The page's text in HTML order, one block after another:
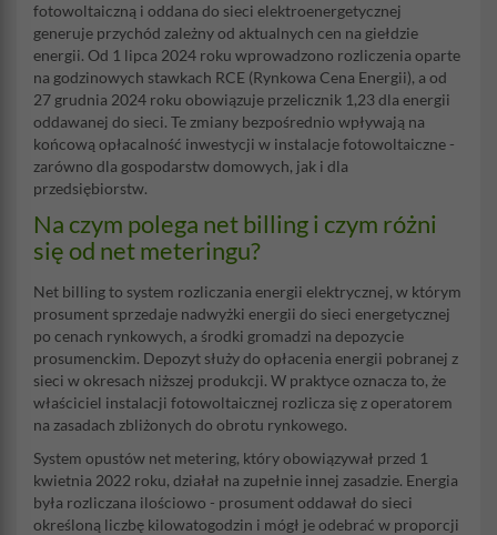
fotowoltaiczną i oddana do sieci elektroenergetycznej
generuje przychód zależny od aktualnych cen na giełdzie
energii. Od 1 lipca 2024 roku wprowadzono rozliczenia oparte
na godzinowych stawkach RCE (Rynkowa Cena Energii), a od
27 grudnia 2024 roku obowiązuje przelicznik 1,23 dla energii
oddawanej do sieci. Te zmiany bezpośrednio wpływają na
końcową opłacalność inwestycji w instalacje fotowoltaiczne -
zarówno dla gospodarstw domowych, jak i dla
przedsiębiorstw.
Na czym polega net billing i czym różni
się od net meteringu?
Net billing to system rozliczania energii elektrycznej, w którym
prosument sprzedaje nadwyżki energii do sieci energetycznej
po cenach rynkowych, a środki gromadzi na depozycie
prosumenckim. Depozyt służy do opłacenia energii pobranej z
sieci w okresach niższej produkcji. W praktyce oznacza to, że
właściciel instalacji fotowoltaicznej rozlicza się z operatorem
na zasadach zbliżonych do obrotu rynkowego.
System opustów net metering, który obowiązywał przed 1
kwietnia 2022 roku, działał na zupełnie innej zasadzie. Energia
była rozliczana ilościowo - prosument oddawał do sieci
określoną liczbę kilowatogodzin i mógł je odebrać w proporcji